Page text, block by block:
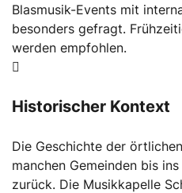
Blasmusik-Events mit
besonders gefragt.
werden empfohlen.
Historischer Kontext
Die Geschichte der
manchen Gemeinden bis
zurück. Die Musikkapelle